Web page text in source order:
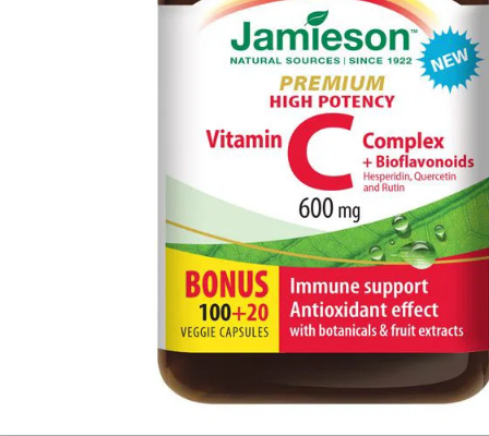
Jiné stránky Jamieson
Zadáním emailové adresy a odesláním formuláře udělujete svůj souhlas se
zpracováním osobních údajů pro účely marketingu. Pro bližší informace o
zpracování osobních údajů podívejte stránku Informace o zpracování
Zásady ochrany osobních údajů >>|Nastavení souborů cookies
© 2026 BENEPHARMA CZ, spol. s r.o. | web by cream